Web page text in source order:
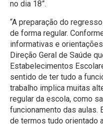
no dia 18”.
“A preparação do
de forma regular.
informativas e
Direção Geral de Saúde
Estabelecimentos
sentido de ter tudo a
trabalho implica muitas
regular da escola, como
funcionamento das aulas.
de termos tudo orientado